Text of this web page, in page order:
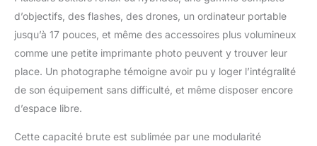
peuvent être rapidement démontées et
offrent jusqu'à 8 % d'espace en plus
qu'un bagage à main classique, tout en
respectant toujours les normes des
aluminium à trois niveaux assure une
maniabilité simple et équilibrée et optimise
l’espace requis Compartiments organisés :
équilibre. Le sac à dos dispose de
d’objectifs, des flashes, des drones, un ordinateur portable
jusqu’à 17 pouces, et même des accessoires plus volumineux
comme une petite imprimante photo peuvent y trouver leur
place. Un photographe témoigne avoir pu y loger l’intégralité
de son équipement sans difficulté, et même disposer encore
d’espace libre.
Cette capacité brute est sublimée par une modularité